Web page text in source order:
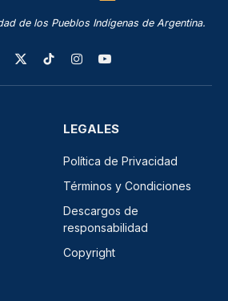
de los Pueblos Indígenas de Argentina.
X
(Twitter)
TikTokInstagramYouTube
LEGALES
Política de Privacidad
Términos y Condiciones
Descargos de
responsabilidad
Copyright